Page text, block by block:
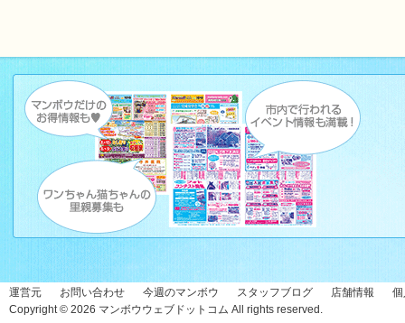
運営元 お問い合わせ 今週のマンボウ スタッフブログ 店舗情報
Copyright © 2026 マンボウウェブドットコム All rights reserved.